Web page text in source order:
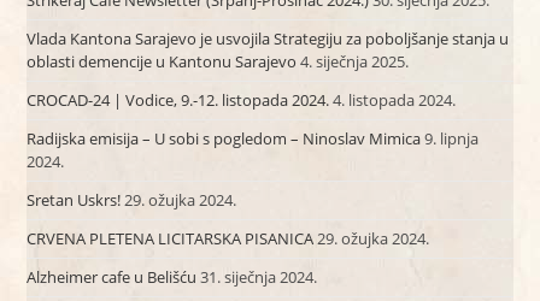
Vlada Kantona Sarajevo je usvojila Strategiju za poboljšanje stanja u
oblasti demencije u Kantonu Sarajevo 4. siječnja 2025.
CROCAD-24 | Vodice, 9.-12. listopada 2024.4. listopada 2024.
Radijska emisija – U sobi s pogledom – Ninoslav Mimica9. lipnja
2024.
Sretan Uskrs!29. ožujka 2024.
CRVENA PLETENA LICITARSKA PISANICA29. ožujka 2024.
Alzheimer cafe u Belišću 31. siječnja 2024.